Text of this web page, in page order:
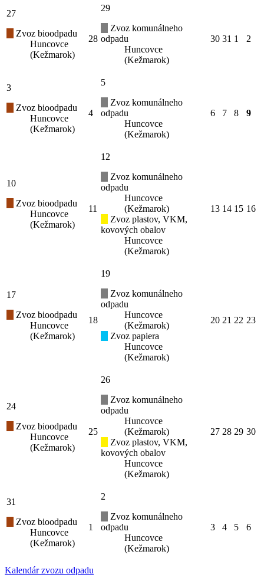
27
Zvoz bioodpadu
Huncovce
(Kežmarok)
28
29
Zvoz komunálneho
odpadu
Huncovce
(Kežmarok)
30 31 1 2
3
Zvoz bioodpadu
Huncovce
(Kežmarok)
4
5
Zvoz komunálneho
odpadu
Huncovce
(Kežmarok)
6 7 8 9
10
Zvoz bioodpadu
Huncovce
(Kežmarok)
11
12
Zvoz komunálneho
odpadu
Huncovce
(Kežmarok)
Zvoz plastov, VKM,
kovových obalov
Huncovce
(Kežmarok)
13 14 15 16
17
Zvoz bioodpadu
Huncovce
(Kežmarok)
18
19
Zvoz komunálneho
odpadu
Huncovce
(Kežmarok)
Zvoz papiera
Huncovce
(Kežmarok)
20 21 22 23
24
Zvoz bioodpadu
Huncovce
(Kežmarok)
25
26
Zvoz komunálneho
odpadu
Huncovce
(Kežmarok)
Zvoz plastov, VKM,
kovových obalov
Huncovce
(Kežmarok)
27 28 29 30
31
Zvoz bioodpadu
Huncovce
(Kežmarok)
1
2
Zvoz komunálneho
odpadu
Huncovce
(Kežmarok)
3 4 5 6
Kalendár zvozu odpadu